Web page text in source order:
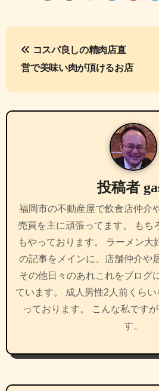
投
稿
ナ
ビ
ョ
ン
コスパ良しの精肉店直
営で美味い肉が頂けるお店
投稿者
福岡市の不動産屋で飲食店仲介
売買を主に頑張ってます。 もち
もやっております。 ラーメン大
の記事をメインに、店舗仲介や
その他日々のあれこれをブログ
ています。 成人男性2人前くら
っております。 こんな私です
す。